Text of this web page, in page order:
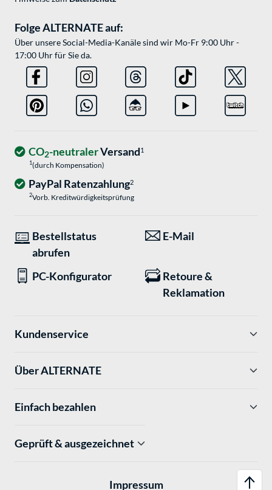
Folge ALTERNATE auf:
Über unsere Social-Media-Kanäle sind wir Mo-Fr 9:00 Uhr -
17:00 Uhr für Sie da.
CO2-neutralerVersand1
1(durch Kompensation)
PayPal Ratenzahlung2
2Vorb. Kreditwürdigkeitsprüfung
Bestellstatus
abrufen
E-Mail
PC-Konfigurator
Retoure &
Reklamation
Kundenservice
Über ALTERNATE
Einfach bezahlen
Geprüft & ausgezeichnet
Impressum